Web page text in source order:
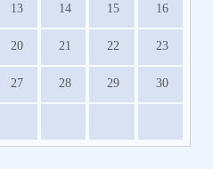
13 14 15 16
20 21 22 23
27 28 29 30